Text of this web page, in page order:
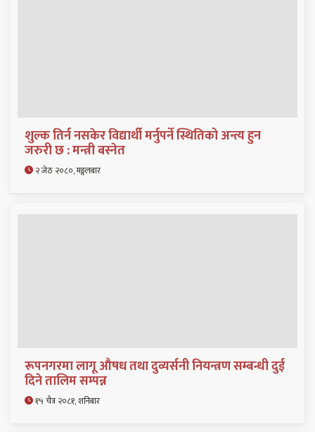
शुल्क तिर्न नसकेर विद्यार्थी मर्नुपर्ने स्थितिको अन्त्य हुन
जरुरी छ : मन्त्री बस्नेत
२ जेठ २०८०, मङ्गलबार
रूपनगरमा लागू औषध तथा दुव्यर्सनी नियन्त्रण सम्बन्धी दुई
दिने तालिम सम्पन्न
१५ चैत्र २०८१, शनिबार